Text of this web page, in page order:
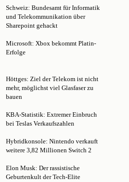
und Telekommunikation über
Sharepoint gehackt
Microsoft: Xbox bekommt Platin-
Erfolge
mehr, möglichst viel Glasfaser zu
bauen
bei Teslas Verkaufszahlen
weitere 3,82 Millionen Switch 2
Elon Musk: Der rassistische
Geburtenkult der Tech-Elite